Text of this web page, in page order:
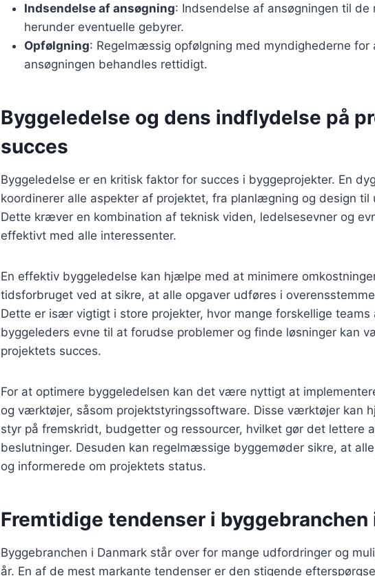
Indsendelse af ansøgning: Indsendelse af ansøgningen til de
herunder eventuelle gebyrer.
Opfølgning: Regelmæssig opfølgning med myndighederne for
ansøgningen behandles rettidigt.
Byggeledelse og dens indflydelse på
succes
Byggeledelse er en kritisk faktor for succes i byggeprojekter. En
koordinerer alle aspekter af projektet, fra planlægning og design til
Dette kræver en kombination af teknisk viden, ledelsesevner og
effektivt med alle interessenter.
En effektiv byggeledelse kan hjælpe med at minimere
tidsforbruget ved at sikre, at alle opgaver udføres i
Dette er især vigtigt i store projekter, hvor mange forskellige teams
byggeleders evne til at forudse problemer og finde løsninger kan
projektets succes.
For at optimere byggeledelsen kan det være nyttigt at
og værktøjer, såsom projektstyringssoftware. Disse værktøjer kan
styr på fremskridt, budgetter og ressourcer, hvilket gør det lettere
beslutninger. Desuden kan regelmæssige byggemøder sikre, at
og informerede om projektets status.
Fremtidige tendenser i byggebranchen
Byggebranchen i Danmark står over for mange udfordringer og
år. En af de mest markante tendenser er den stigende